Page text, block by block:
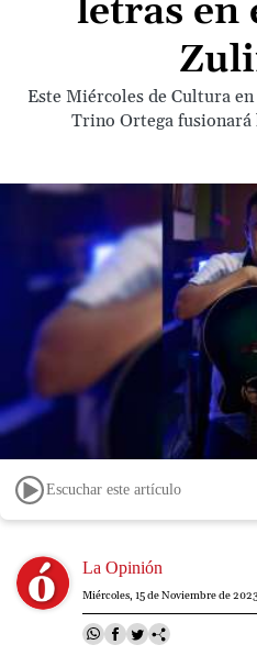
letras en
Este Miércoles de Cultura
Trino Ortega fusionará
Escuchar este artículo
Image La Opinión
Miércoles, 15 de Noviembre de 2023